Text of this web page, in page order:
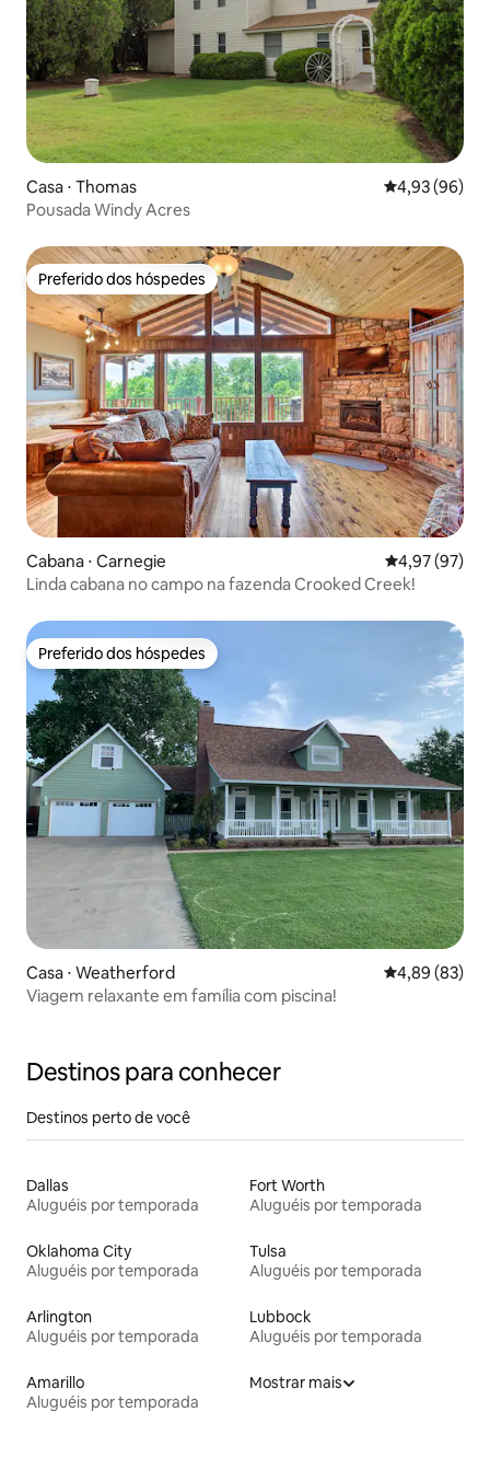
Casa ⋅ Thomas 4,93 de uma
4,93 (96)
Pousada Windy Acres
Preferido dos hóspedes
Preferido dos hóspedes
Cabana ⋅ Carnegie 4,97 de uma
4,97 (97)
Linda cabana no campo na fazenda Crooked Creek!
Preferido dos hóspedes
Preferido dos hóspedes
Casa ⋅ Weatherford 4,89 de uma
4,89 (83)
Viagem relaxante em família com piscina!
Destinos para conhecer
Destinos perto de você
Dallas
Aluguéis por temporada
Fort Worth
Aluguéis por temporada
Oklahoma City
Aluguéis por temporada
Tulsa
Aluguéis por temporada
Arlington
Aluguéis por temporada
Lubbock
Aluguéis por temporada
Amarillo
Aluguéis por temporada
Mostrar mais